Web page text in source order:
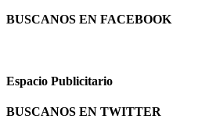
BUSCANOS EN FACEBOOK
Espacio Publicitario
BUSCANOS EN TWITTER